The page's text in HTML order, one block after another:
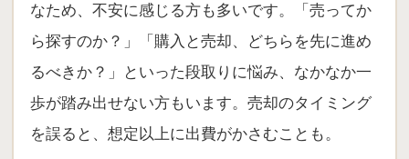
なため、不安に感じる方も多いです。「売ってか
ら探すのか？」「購入と売却、どちらを先に進め
るべきか？」といった段取りに悩み、なかなか一
歩が踏み出せない方もいます。売却のタイミング
を誤ると、想定以上に出費がかさむことも。